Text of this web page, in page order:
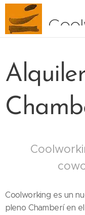
Coolworking es un
pleno Chamberí en